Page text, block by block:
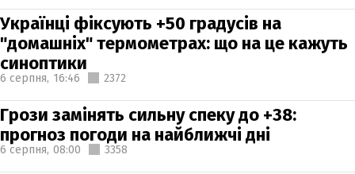
Українці фіксують +50 градусів на
"домашніх" термометрах: що на це кажуть
синоптики
6 серпня, 16:46 2372
Грози замінять сильну спеку до +38:
прогноз погоди на найближчі дні
6 серпня, 08:00 3358